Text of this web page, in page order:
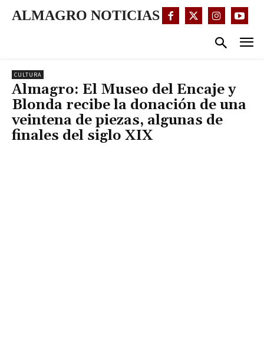
ALMAGRO NOTICIAS
CULTURA
Almagro: El Museo del Encaje y
Blonda recibe la donación de una
veintena de piezas, algunas de
finales del siglo XIX